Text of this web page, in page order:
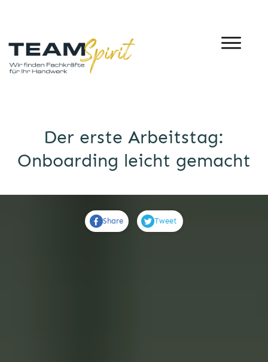
Der erste Arbeitstag:
Onboarding leicht gemacht
Share Tweet